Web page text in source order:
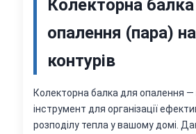
Колекторна
опалення (пара)
контурів
Колекторна балка для опалення —
інструмент для організації
розподілу тепла у вашому домі.